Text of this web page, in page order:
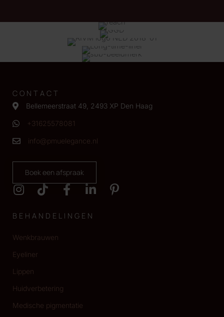
CONTACT
Bellemeerstraat 49, 2493 XP Den Haag
+31625578081
info@pmuelegance.nl
Boek een afspraak
BEHANDELINGEN
Wenkbrauwen
Eyeliner
Lippen
Huidverbetering
Medische pigmentatie